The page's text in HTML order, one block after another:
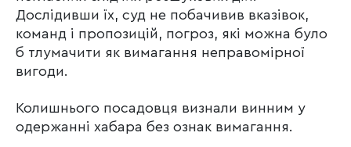
Дослідивши їх, суд не побачивив вказівок,
команд і пропозицій, погроз, які можна було
б тлумачити як вимагання неправомірної
вигоди.
Колишнього посадовця визнали винним у
одержанні хабара без ознак вимагання.